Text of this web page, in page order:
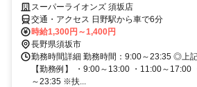
スーパーライオンズ 須坂店
交通・アクセス 日野駅から車で6分
時給1,300円～1,400円
長野県須坂市
勤務時間詳細 勤務時間：9:00～23:35 ◎上
【勤務例】 ・9:00～13:00 ・11:00～
～23:35 ※扶...